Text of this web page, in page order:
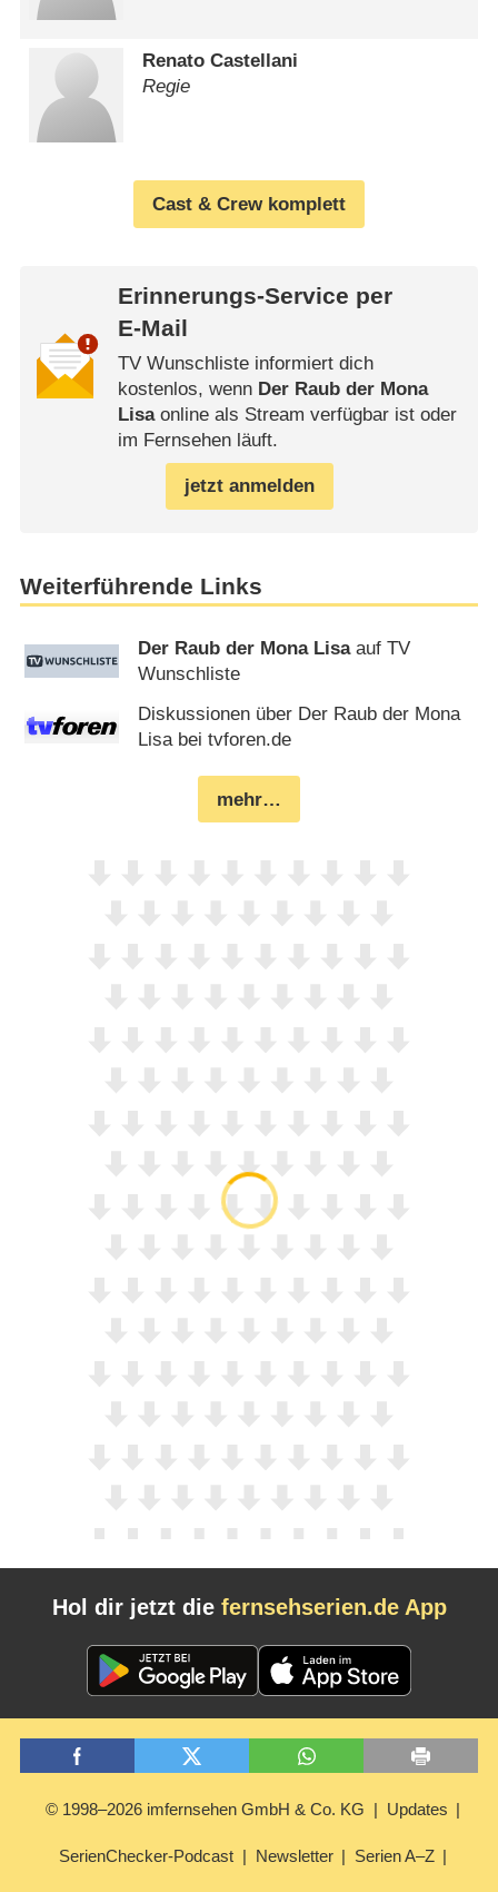
Renato Castellani
Regie
Cast & Crew komplett
Erinnerungs-Service per
E-Mail
TV Wunschliste informiert dich
kostenlos, wenn Der Raub der Mona
Lisaonline als Stream verfügbar ist oder
im Fernsehen läuft.
jetzt anmelden
Weiterführende Links
Der Raub der Mona Lisaauf TV
Wunschliste
Diskussionen über Der Raub der Mona
Lisa bei tvforen.de
mehr…
Hol dir jetzt die fernsehserien.de App
© 1998–2026 imfernsehen GmbH & Co. KG Updates
SerienChecker-Podcast Newsletter Serien A–Z